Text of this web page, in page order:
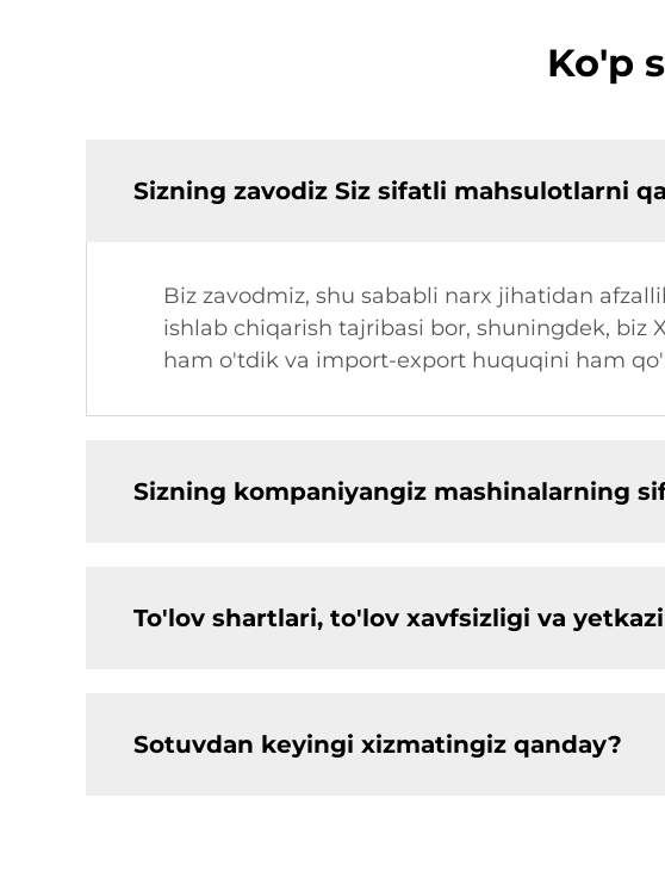
Ko'p
Sizning zavodiz Siz sifatli mahsulotlarni
Biz zavodmiz, shu sababli narx jihatidan
ishlab chiqarish tajribasi bor, shuningdek, biz
ham o'tdik va import-export huquqini ham
Sizning kompaniyangiz mashinalarning
To'lov shartlari, to'lov xavfsizligi va
Sotuvdan keyingi xizmatingiz qanday?